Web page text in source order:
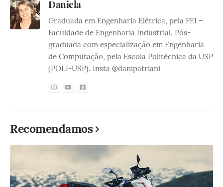
Daniela
Graduada em Engenharia Elétrica, pela FEI –
Faculdade de Engenharia Industrial. Pós-
graduada com especialização em Engenharia
de Computação, pela Escola Politécnica da USP
(POLI-USP). Insta @danipatriani
Recomendamos